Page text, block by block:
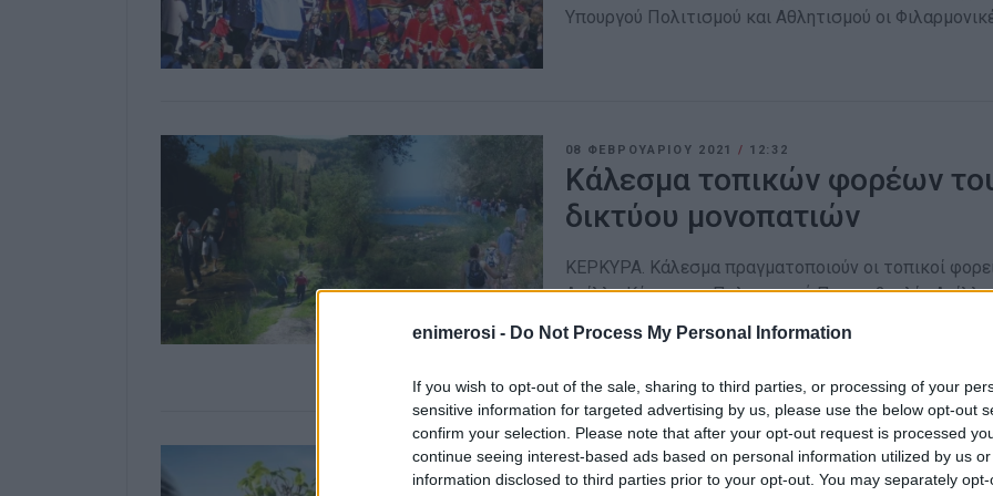
enimerosi - Do Not Process My Personal Information
If you wish to opt-out of the sale, sharing to third parties, or processing of your
sensitive information for targeted advertising by us, please use the below opt-out
confirm your selection. Please note that after your opt-out request is processed
continue seeing interest-based ads based on personal information utilized by us
information disclosed to third parties prior to your opt-out. You may separately
Υπουργού Πολιτισμού και Αθλητισμού οι
08 ΦΕΒΡΟΥΑΡΊΟΥ 2021 / 12:32
Κάλεσμα τοπικών φορέων
δικτύου μονοπατιών
ΚΕΡΚΥΡΑ. Κάλεσμα πραγματοποιούν οι τοπικοί
Αρίλλα Κέρκυρας, Πολιτιστική Πρωτοβουλία
προς τους Δημάρχους της Κέρκυρας, τοπικούς
09 ΔΕΚΕΜΒΡΊΟΥ 2020 /12:06